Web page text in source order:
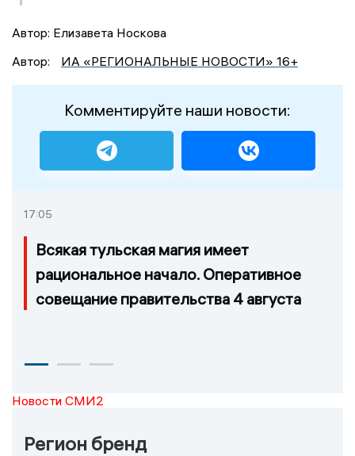
Автор: Елизавета Носкова
Автор:
ИА «РЕГИОНАЛЬНЫЕ НОВОСТИ» 16+
Комментируйте наши новости:
17:05
Всякая тульская магия имеет
рациональное начало. Оперативное
совещание правительства 4 августа
Новости СМИ2
Регион бренд